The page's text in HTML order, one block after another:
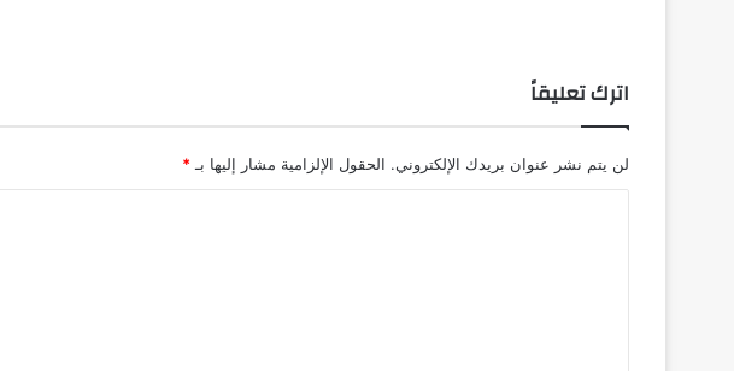
اترك تعليقاً
لن يتم نشر عنوان بريدك الإلكتروني. الحقول الإلزامية مشار إليها بـ *